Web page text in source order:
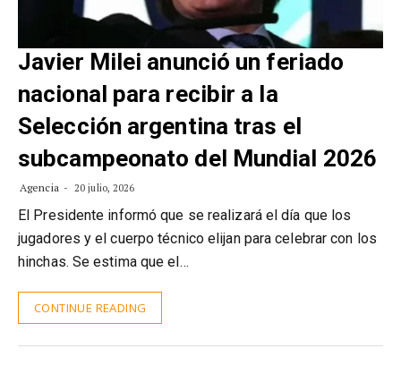
Javier Milei anunció un feriado
nacional para recibir a la
Selección argentina tras el
subcampeonato del Mundial 2026
Agencia 20 julio, 2026
El Presidente informó que se realizará el día que los
jugadores y el cuerpo técnico elijan para celebrar con los
hinchas. Se estima que el…
CONTINUE READING